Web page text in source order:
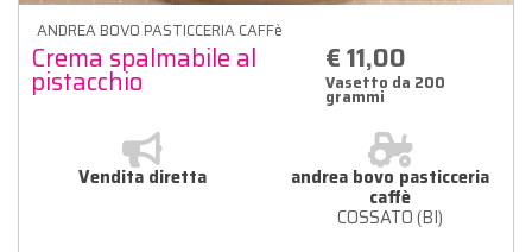
ANDREA BOVO PASTICCERIA CAFFè
Crema spalmabile al
pistacchio
€ 11,00
Vasetto da 200
grammi
Vendita diretta andrea bovo pasticceria
caffè
COSSATO (BI)